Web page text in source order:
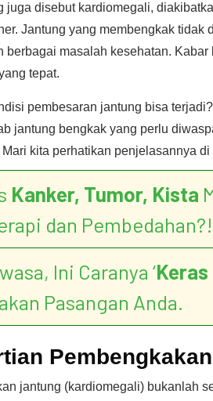
juga disebut kardiomegali,
Jantung yang membengkak
berbagai masalah kesehatan.
tepat.
pembesaran jantung bisa
jantung bengkak yang perlu
kita perhatikan penjelasannya di
Kanker, Tumor, Kista
dan Pembedahan?!
Ini Caranya ‘
Pasangan Anda.
jantung (kardiomegali) bukanlah